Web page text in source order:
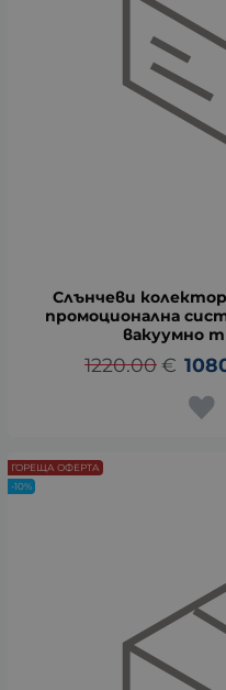
Слънчеви
промоционална
вакуумно
1220.00€
ГОРЕЩА ОФЕРТА
-10%